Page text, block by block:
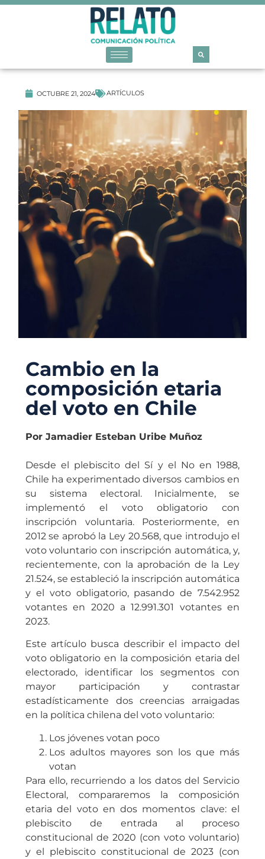
OCTUBRE 21, 2024 ARTÍCULOS
Cambio en la
composición etaria
del voto en Chile
Por Jamadier Esteban Uribe Muñoz
Desde el plebiscito del Sí y el No en 1988,
Chile ha experimentado diversos cambios en
su sistema electoral. Inicialmente, se
implementó el voto obligatorio con
inscripción voluntaria. Posteriormente, en
2012 se aprobó la Ley 20.568, que introdujo el
voto voluntario con inscripción automática, y,
recientemente, con la aprobación de la Ley
21.524, se estableció la inscripción automática
y el voto obligatorio, pasando de 7.542.952
votantes en 2020 a 12.991.301 votantes en
2023.
Este artículo busca describir el impacto del
voto obligatorio en la composición etaria del
electorado, identificar los segmentos con
mayor participación y contrastar
estadísticamente dos creencias arraigadas
en la política chilena del voto voluntario:
Los jóvenes votan poco
Los adultos mayores son los que más
votan
Para ello, recurriendo a los datos del Servicio
Electoral, compararemos la composición
etaria del voto en dos momentos clave: el
plebiscito de entrada al proceso
constitucional de 2020 (con voto voluntario)
y el plebiscito constitucional de 2023 (con